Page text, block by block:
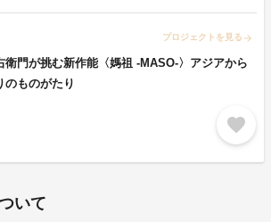
プロジェクトを見る arrow_forward
衛門が挑む新作能〈媽祖 -MASO-〉アジアから
のものがたり
favorite
いて